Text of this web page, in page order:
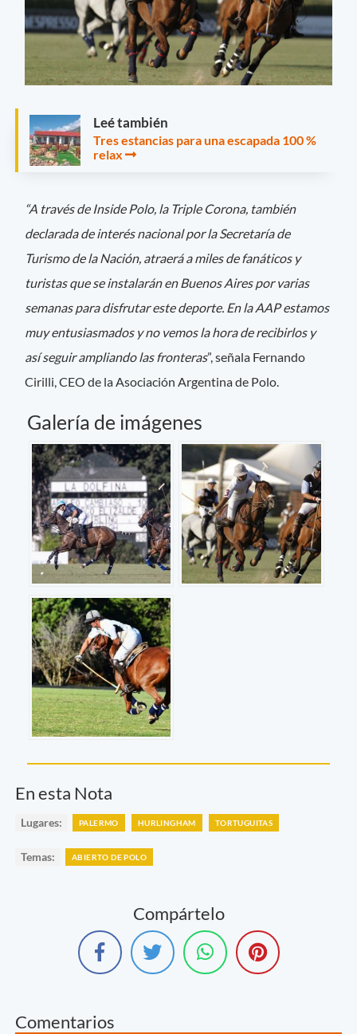
Leé también
Tres estancias para una escapada 100 %
relax
“A través de Inside Polo, la Triple Corona, también
declarada de interés nacional por la Secretaría de
Turismo de la Nación, atraerá a miles de fanáticos y
turistas que se instalarán en Buenos Aires por varias
semanas para disfrutar este deporte. En la AAP estamos
muy entusiasmados y no vemos la hora de recibirlos y
así seguir ampliando las fronteras”, señala Fernando
Cirilli, CEO de la Asociación Argentina de Polo.
Galería de imágenes
En esta Nota
Lugares: PALERMO HURLINGHAM TORTUGUITAS
Temas: ABIERTO DE POLO
Compártelo
Comentarios